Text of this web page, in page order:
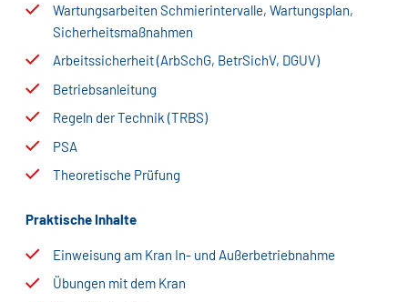
Wartungsarbeiten Schmierintervalle, Wartungsplan,
Sicherheitsmaßnahmen
Arbeitssicherheit (ArbSchG, BetrSichV, DGUV)
Betriebsanleitung
Regeln der Technik (TRBS)
PSA
Theoretische Prüfung
Praktische Inhalte
Einweisung am Kran In- und Außerbetriebnahme
Übungen mit dem Kran